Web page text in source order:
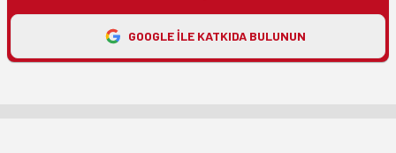
GOOGLE ILE KATKIDA BULUNUN